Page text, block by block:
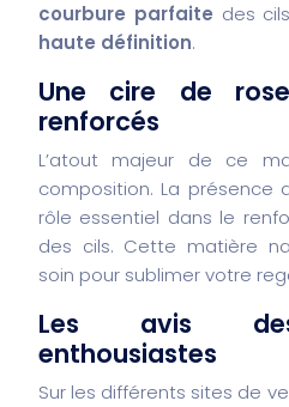
courbure parfaite des
haute définition.
Une cire de
renforcés
L’atout majeur de ce
composition. La présence
rôle essentiel dans le
des cils. Cette matière
soin pour sublimer votre
Les avis
enthousiastes
Sur les différents sites de